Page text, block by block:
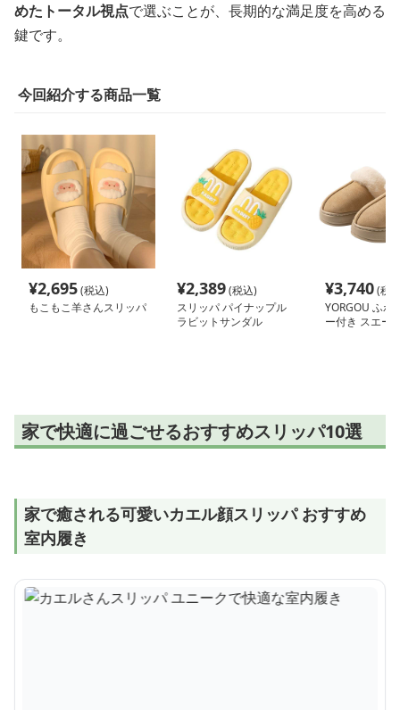
めたトータル視点で選ぶことが、長期的な満足度を高める
鍵です。
今回紹介する商品一覧
¥2,695(税込)
もこもこ羊さんスリッパ
¥2,389(税込)
スリッパ パイナップル
ラビットサンダル
¥3,740(税
YORGOU ふわ
ー付き スエー
家で快適に過ごせるおすすめスリッパ10選
家で癒される可愛いカエル顔スリッパ おすすめ
室内履き